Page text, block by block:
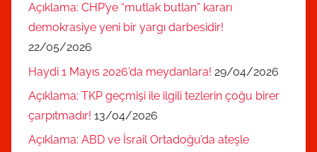
Açıklama: CHP’ye “mutlak butlan” kararı
demokrasiye yeni bir yargı darbesidir!
22/05/2026
Haydi 1 Mayıs 2026’da meydanlara! 29/04/2026
Açıklama: TKP geçmişi ile ilgili tezlerin çoğu birer
çarpıtmadır! 13/04/2026
Açıklama: ABD ve İsrail Ortadoğu’da ateşle